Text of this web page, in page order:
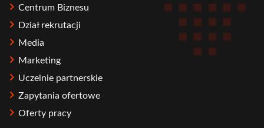
Centrum Biznesu
Dział rekrutacji
Media
Marketing
Uczelnie partnerskie
Zapytania ofertowe
Oferty pracy